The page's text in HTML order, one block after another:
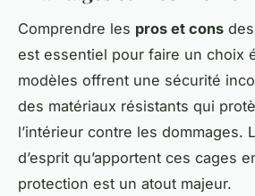
Comprendre les pros et cons
est essentiel pour faire un choix
modèles offrent une sécurité
des matériaux résistants qui
l’intérieur contre les dommages.
d’esprit qu’apportent ces cages
protection est un atout majeur.